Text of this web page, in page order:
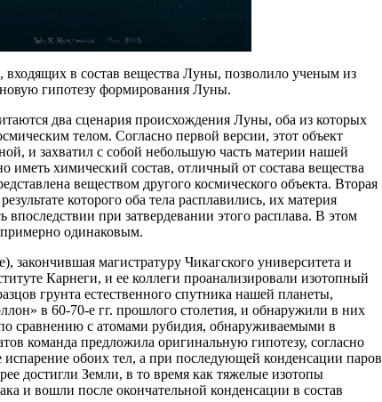
входящих в состав вещества Луны, позволило ученым из
гипотезу формирования Луны.
два сценария происхождения Луны, оба из которых
телом. Согласно первой версии, этот объект
и захватил с собой небольшую часть материи нашей
химический состав, отличный от состава вещества
веществом другого космического объекта. Вторая
которого оба тела расплавились, их материя
при затвердевании этого расплава. В этом
примерно одинаковым.
магистратуру Чикагского университета и
Карнеги, и ее коллеги проанализировали изотопный
грунта естественного спутника нашей планеты,
в 60-70-е гг. прошлого столетия, и обнаружили в них
сравнению с атомами рубидия, обнаруживаемыми в
команда предложила оригинальную гипотезу, согласно
обоих тел, а при последующей конденсации паров
достигли Земли, в то время как тяжелые изотопы
и вошли после окончательной конденсации в состав